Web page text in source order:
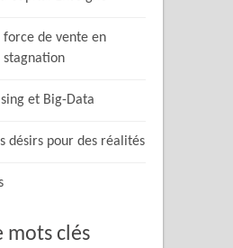
de vente en
stagnation
et Big-Data
désirs pour des réalités
mots clés